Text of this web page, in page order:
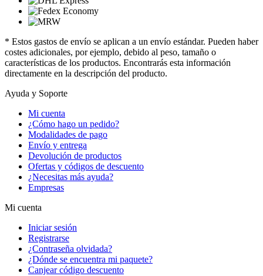
* Estos gastos de envío se aplican a un envío estándar. Pueden haber
costes adicionales, por ejemplo, debido al peso, tamaño o
características de los productos. Encontrarás esta información
directamente en la descripción del producto.
Ayuda y Soporte
Mi cuenta
¿Cómo hago un pedido?
Modalidades de pago
Envío y entrega
Devolución de productos
Ofertas y códigos de descuento
¿Necesitas más ayuda?
Empresas
Mi cuenta
Iniciar sesión
Registrarse
¿Contraseña olvidada?
¿Dónde se encuentra mi paquete?
Canjear código descuento